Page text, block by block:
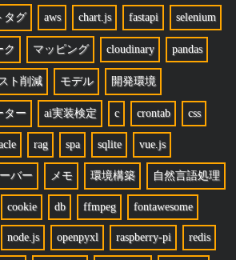
タグ aws chart.js fastapi selenium
ク マッピング cloudinary pandas
ト削減 モデル 開発環境
ター ai実装検定 c crontab css
rag spa sqlite vue.js
バー メモ 環境構築 自然言語処理
cookie db ffmpeg fontawesome
node.js openpyxl raspberry-pi redis